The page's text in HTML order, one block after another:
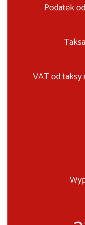
Podatek
VAT od taksy